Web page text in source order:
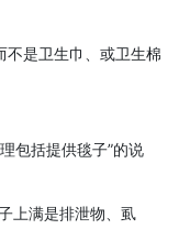
不是卫生巾、或卫生棉
包括提供毯子”的说
上满是排泄物、虱